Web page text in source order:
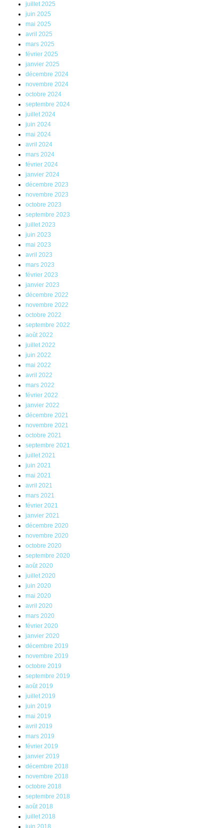
juillet 2025
juin 2025
mai 2025
avril 2025
mars 2025
février 2025
janvier 2025
décembre 2024
novembre 2024
octobre 2024
septembre 2024
juillet 2024
juin 2024
mai 2024
avril 2024
mars 2024
février 2024
janvier 2024
décembre 2023
novembre 2023
octobre 2023
septembre 2023
juillet 2023
juin 2023
mai 2023
avril 2023
mars 2023
février 2023
janvier 2023
décembre 2022
novembre 2022
octobre 2022
septembre 2022
août 2022
juillet 2022
juin 2022
mai 2022
avril 2022
mars 2022
février 2022
janvier 2022
décembre 2021
novembre 2021
octobre 2021
septembre 2021
juillet 2021
juin 2021
mai 2021
avril 2021
mars 2021
février 2021
janvier 2021
décembre 2020
novembre 2020
octobre 2020
septembre 2020
août 2020
juillet 2020
juin 2020
mai 2020
avril 2020
mars 2020
février 2020
janvier 2020
décembre 2019
novembre 2019
octobre 2019
septembre 2019
août 2019
juillet 2019
juin 2019
mai 2019
avril 2019
mars 2019
février 2019
janvier 2019
décembre 2018
novembre 2018
octobre 2018
septembre 2018
août 2018
juillet 2018